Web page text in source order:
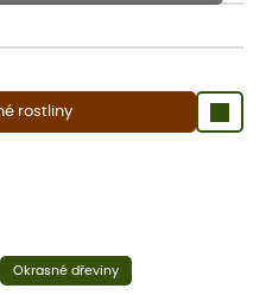
rostliny
níže, než je uvedená výška,
Okrasné dřeviny